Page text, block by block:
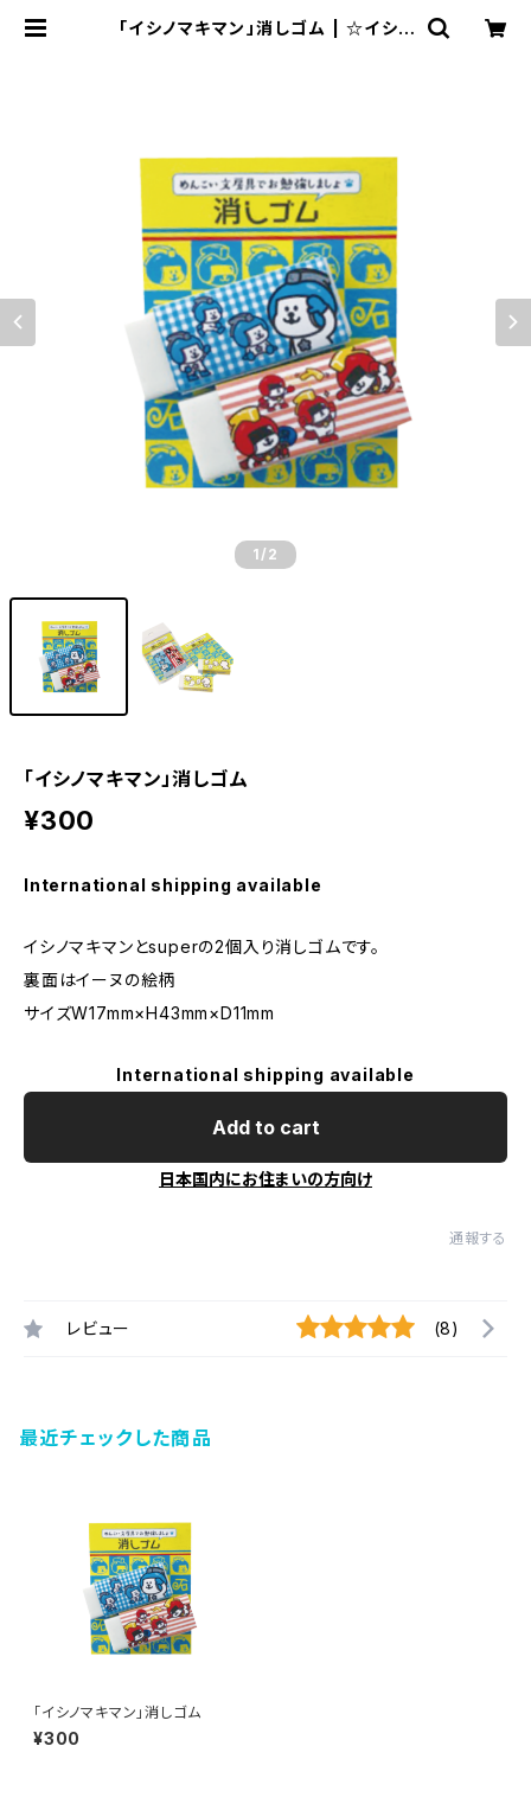
「イシノマキマン」消しゴム | ☆イシノ
1 /2
「イシノマキマン」消しゴム
¥300
International shipping available
イシノマキマンとsuperの2個入り消しゴムです。
裏面はイーヌの絵柄
サイズW17mm×H43mm×D11mm
International shipping available
Add to cart
日本国内にお住まいの方向け
通報する
レビュー (8)
最近チェックした商品
「イシノマキマン」消しゴム
¥300